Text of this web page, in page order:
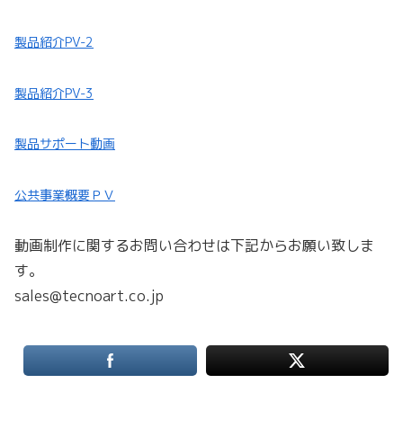
製品紹介PV-2
製品紹介PV-3
製品サポート動画
公共事業概要ＰＶ
動画制作に関するお問い合わせは下記からお願い致しま
す。
sales@tecnoart.co.jp